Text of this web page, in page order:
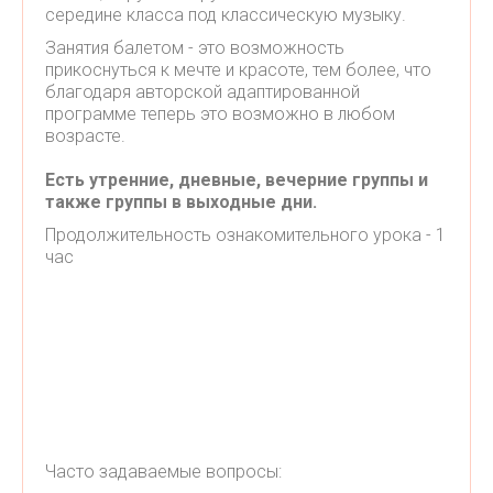
середине класса под классическую музыку.
Занятия балетом - это возможность
прикоснуться к мечте и красоте, тем более, что
благодаря авторской адаптированной
программе теперь это возможно в любом
возрасте.
Есть утренние, дневные, вечерние группы и
также группы в выходные дни.
Продолжительность ознакомительного урока - 1
час
Часто задаваемые вопросы: